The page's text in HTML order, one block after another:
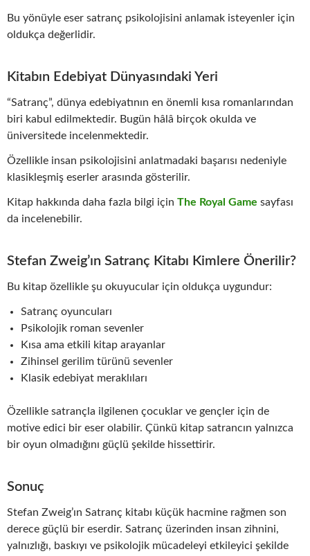
Bu yönüyle eser satranç psikolojisini anlamak isteyenler için
oldukça değerlidir.
Kitabın Edebiyat Dünyasındaki Yeri
“Satranç”, dünya edebiyatının en önemli kısa romanlarından
biri kabul edilmektedir. Bugün hâlâ birçok okulda ve
üniversitede incelenmektedir.
Özellikle insan psikolojisini anlatmadaki başarısı nedeniyle
klasikleşmiş eserler arasında gösterilir.
Kitap hakkında daha fazla bilgi için The Royal Game sayfası
da incelenebilir.
Stefan Zweig’ın Satranç Kitabı Kimlere Önerilir?
Bu kitap özellikle şu okuyucular için oldukça uygundur:
Satranç oyuncuları
Psikolojik roman sevenler
Kısa ama etkili kitap arayanlar
Zihinsel gerilim türünü sevenler
Klasik edebiyat meraklıları
Özellikle satrançla ilgilenen çocuklar ve gençler için de
motive edici bir eser olabilir. Çünkü kitap satrancın yalnızca
bir oyun olmadığını güçlü şekilde hissettirir.
Sonuç
Stefan Zweig’ın Satranç kitabı küçük hacmine rağmen son
derece güçlü bir eserdir. Satranç üzerinden insan zihnini,
yalnızlığı, baskıyı ve psikolojik mücadeleyi etkileyici şekilde